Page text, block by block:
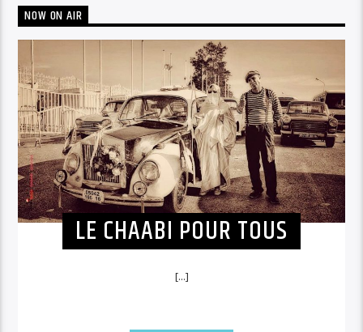
NOW ON AIR
LE CHAABI POUR TOUS
[...]